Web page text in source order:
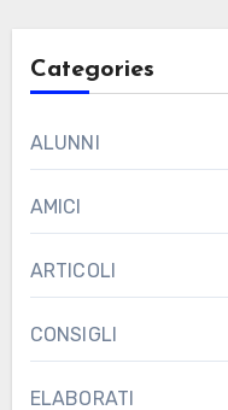
Categories
ALUNNI
AMICI
ARTICOLI
CONSIGLI
ELABORATI